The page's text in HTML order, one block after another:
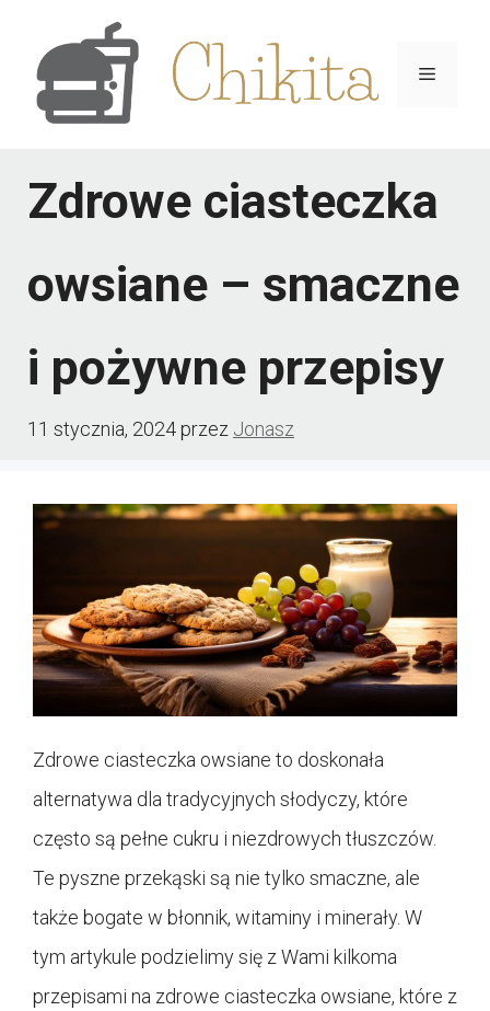
treści
Menu
Zdrowe ciasteczka
owsiane – smaczne
i pożywne przepisy
11 stycznia, 2024przez Jonasz
Zdrowe ciasteczka owsiane to doskonała
alternatywa dla tradycyjnych słodyczy, które
często są pełne cukru i niezdrowych tłuszczów.
Te pyszne przekąski są nie tylko smaczne, ale
także bogate w błonnik, witaminy i minerały. W
tym artykule podzielimy się z Wami kilkoma
przepisami na zdrowe ciasteczka owsiane, które z